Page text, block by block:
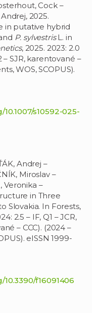
Cock –
2025.
in putative hybrid
P. sylvestrisL. in
, 2025. 2023: 2.0
– SJR, karentované –
WOS, SCOPUS).
s10592-025-
Andrej –
Miroslav –
Veronika –
in Three
Slovakia. In Forests,
2.5 – IF, Q1 – JCR,
– CCC). (2024 –
eISSN 1999-
f16091406